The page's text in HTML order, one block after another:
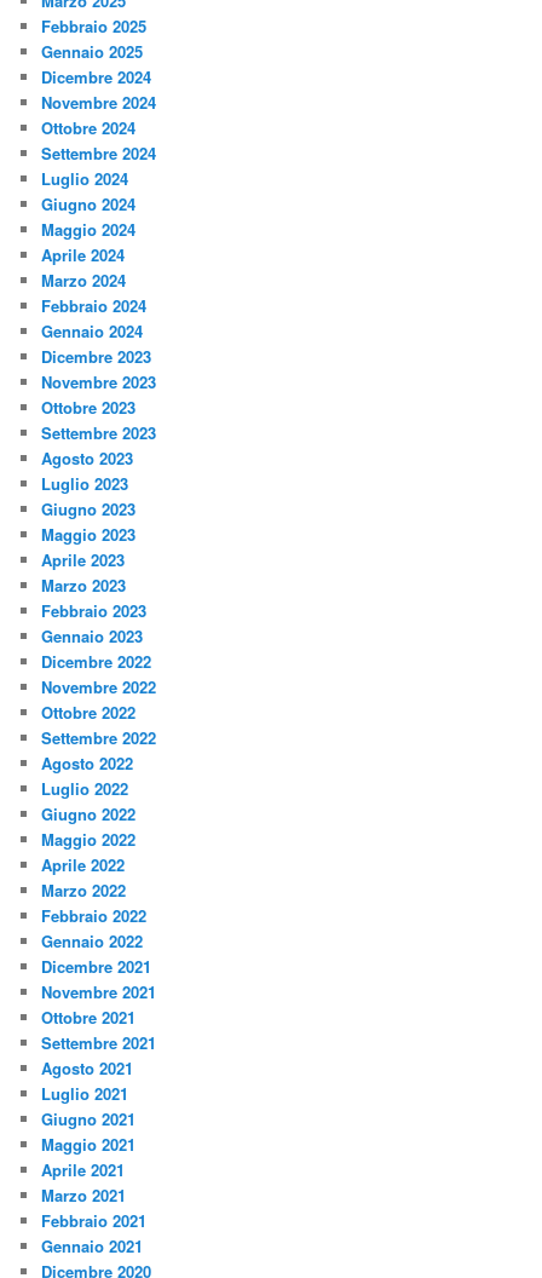
Febbraio 2025
Gennaio 2025
Dicembre 2024
Novembre 2024
Ottobre 2024
Settembre 2024
Luglio 2024
Giugno 2024
Maggio 2024
Aprile 2024
Marzo 2024
Febbraio 2024
Gennaio 2024
Dicembre 2023
Novembre 2023
Ottobre 2023
Settembre 2023
Agosto 2023
Luglio 2023
Giugno 2023
Maggio 2023
Aprile 2023
Marzo 2023
Febbraio 2023
Gennaio 2023
Dicembre 2022
Novembre 2022
Ottobre 2022
Settembre 2022
Agosto 2022
Luglio 2022
Giugno 2022
Maggio 2022
Aprile 2022
Marzo 2022
Febbraio 2022
Gennaio 2022
Dicembre 2021
Novembre 2021
Ottobre 2021
Settembre 2021
Agosto 2021
Luglio 2021
Giugno 2021
Maggio 2021
Aprile 2021
Marzo 2021
Febbraio 2021
Gennaio 2021
Dicembre 2020